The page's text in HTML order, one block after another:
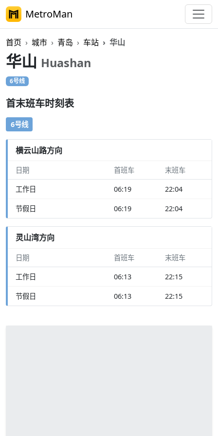
MetroMan
首页 城市 青岛 车站 华山
华山 Huashan
6号线
首末班车时刻表
6号线
横云山路方向
日期 首班车 末班车
工作日 06:19 22:04
节假日 06:19 22:04
灵山湾方向
日期 首班车 末班车
工作日 06:13 22:15
节假日 06:13 22:15